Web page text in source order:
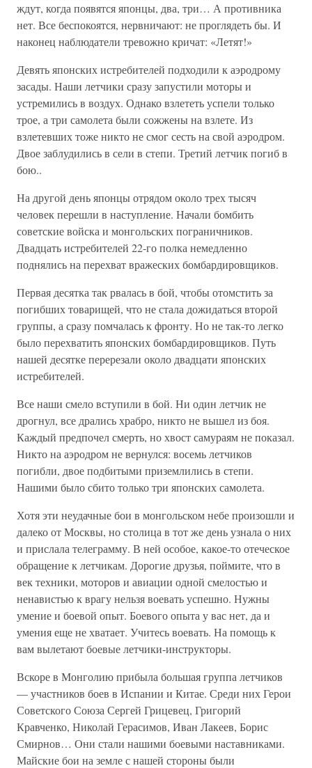
ждут, когда появятся японцы, два, три… А противника
нет. Все беспокоятся, нервничают: не проглядеть бы. И
наконец наблюдатели тревожно кричат: «Летят!»
Девять японских истребителей подходили к аэродрому
засады. Наши летчики сразу запустили моторы и
устремились в воздух. Однако взлететь успели только
трое, а три самолета были сожжены на взлете. Из
взлетевших тоже никто не смог сесть на свой аэродром.
Двое заблудились в сели в степи. Третий летчик погиб в
бою..
На другой день японцы отрядом около трех тысяч
человек перешли в наступление. Начали бомбить
советские войска и монгольских пограничников.
Двадцать истребителей 22-го полка немедленно
поднялись на перехват вражеских бомбардировщиков.
Первая десятка так рвалась в бой, чтобы отомстить за
погибших товарищей, что не стала дожидаться второй
группы, а сразу помчалась к фронту. Но не так-то легко
было перехватить японских бомбардировщиков. Путь
нашей десятке перерезали около двадцати японских
истребителей.
Все наши смело вступили в бой. Ни один летчик не
дрогнул, все дрались храбро, никто не вышел из боя.
Каждый предпочел смерть, но хвост самураям не показал.
Никто на аэродром не вернулся: восемь летчиков
погибли, двое подбитыми приземлились в степи.
Нашими было сбито только три японских самолета.
Хотя эти неудачные бои в монгольском небе произошли и
далеко от Москвы, но столица в тот же день узнала о них
и прислала телеграмму. В ней особое, какое-то отеческое
обращение к летчикам. Дорогие друзья, поймите, что в
век техники, моторов и авиации одной смелостью и
ненавистью к врагу нельзя воевать успешно. Нужны
умение и боевой опыт. Боевого опыта у вас нет, да и
умения еще не хватает. Учитесь воевать. На помощь к
вам вылетают боевые летчики-инструкторы.
Вскоре в Монголию прибыла большая группа летчиков
— участников боев в Испании и Китае. Среди них Герои
Советского Союза Сергей Грицевец, Григорий
Кравченко, Николай Герасимов, Иван Лакеев, Борис
Смирнов… Они стали нашими боевыми наставниками.
Майские бои на земле с нашей стороны были